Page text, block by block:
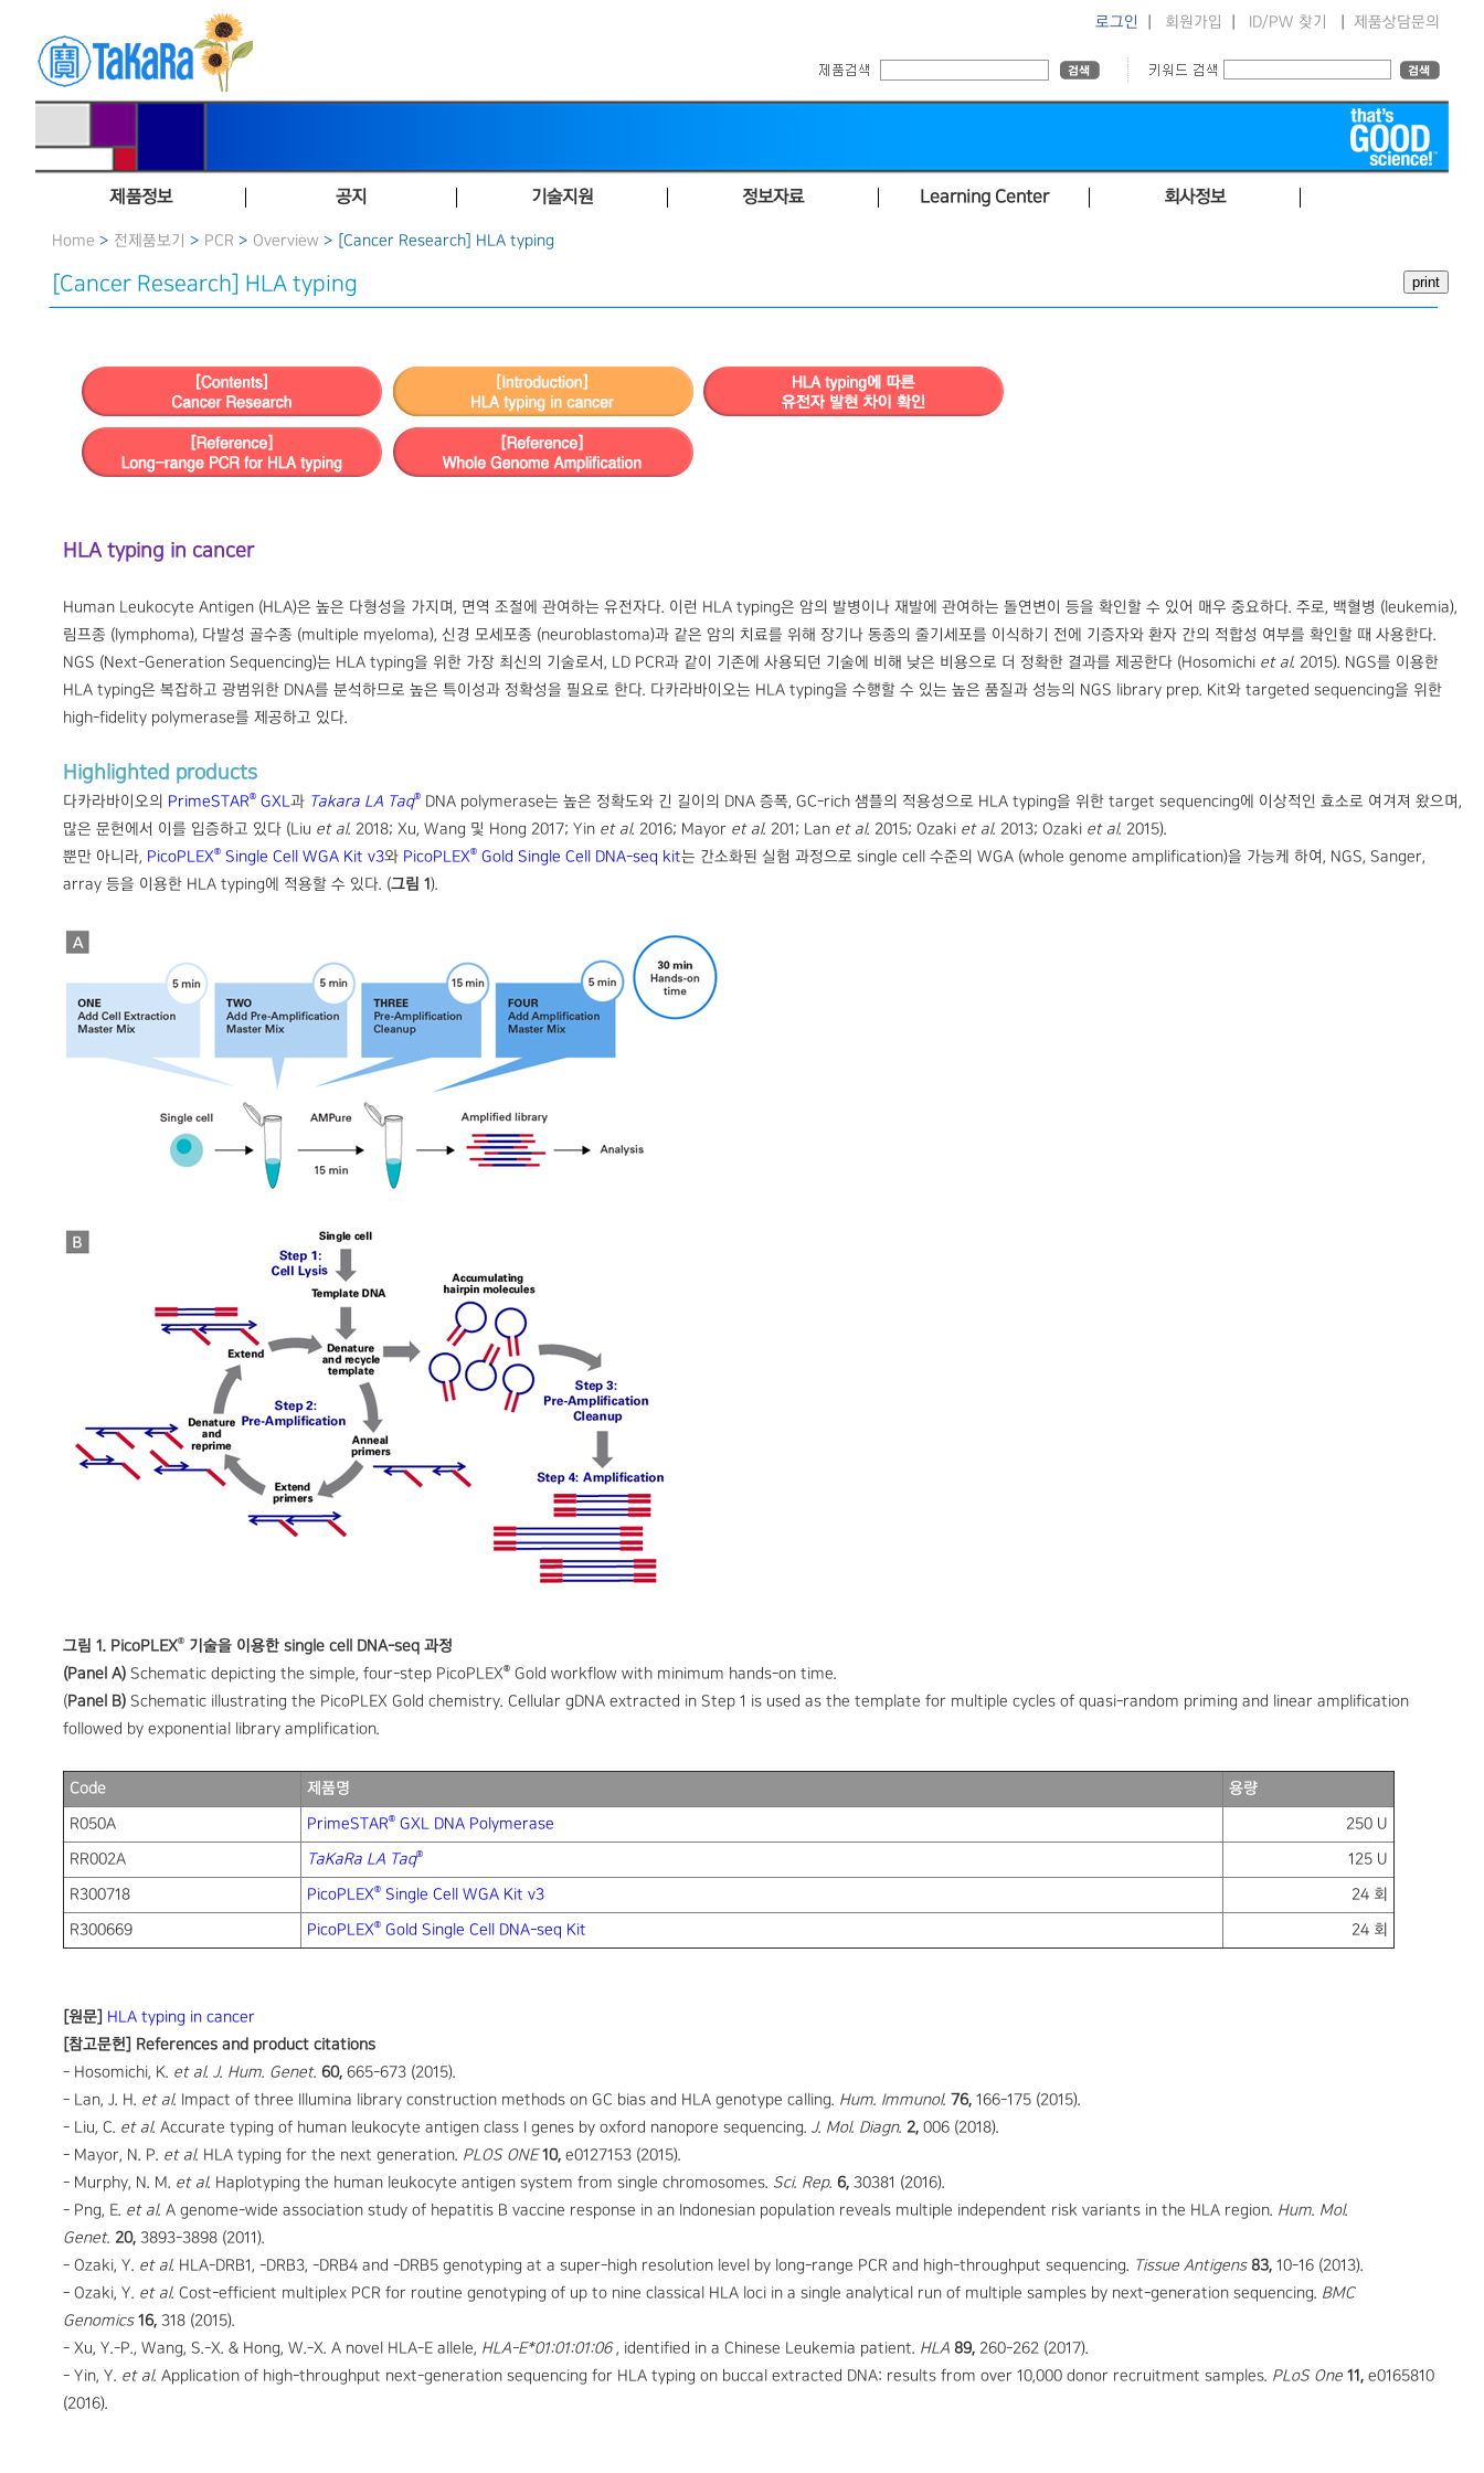
로그인 회원가입 ID/PW 찾기 제품상담문의
제품정보 공지 기술지원 정보자료 Learning Center 회사정보
Home > 전제품보기 > PCR > Overview > [Cancer Research] HLA typing
[Cancer Research] HLA typing
HLA typing in cancer
Human Leukocyte Antigen (HLA)은 높은 다형성을 가지며, 면역 조절에 관여하는 유전자다. 이런 HLA typing은 암의 발병이나 재발에 관여하는 돌연변이 등을 확인할 수 있어 매우 중요하다. 주로, 백혈병 (leukemia),
림프종 (lymphoma), 다발성 골수종 (multiple myeloma), 신경 모세포종 (neuroblastoma)과 같은 암의 치료를 위해 장기나 동종의 줄기세포를 이식하기 전에 기증자와 환자 간의 적합성 여부를 확인할 때 사용한다.
NGS (Next-Generation Sequencing)는 HLA typing을 위한 가장 최신의 기술로서, LD PCR과 같이 기존에 사용되던 기술에 비해 낮은 비용으로 더 정확한 결과를 제공한다 (Hosomichi et al. 2015). NGS를 이용한
HLA typing은 복잡하고 광범위한 DNA를 분석하므로 높은 특이성과 정확성을 필요로 한다. 다카라바이오는 HLA typing을 수행할 수 있는 높은 품질과 성능의 NGS library prep. Kit와 targeted sequencing을 위한
high-fidelity polymerase를 제공하고 있다.
Highlighted products
다카라바이오의 PrimeSTAR® GXL과 Takara LA Taq® DNA polymerase는 높은 정확도와 긴 길이의 DNA 증폭, GC-rich 샘플의 적용성으로 HLA typing을 위한 target sequencing에 이상적인 효소로 여겨져 왔으며,
많은 문헌에서 이를 입증하고 있다 (Liu et al. 2018; Xu, Wang 및 Hong 2017; Yin et al. 2016; Mayor et al. 201; Lan et al. 2015; Ozaki et al. 2013; Ozaki et al. 2015).
뿐만 아니라, PicoPLEX® Single Cell WGA Kit v3와 PicoPLEX® Gold Single Cell DNA-seq kit는 간소화된 실험 과정으로 single cell 수준의 WGA (whole genome amplification)을 가능케 하여, NGS, Sanger,
array 등을 이용한 HLA typing에 적용할 수 있다. (그림 1).
그림 1. PicoPLEX® 기술을 이용한 single cell DNA-seq 과정
(Panel A) Schematic depicting the simple, four-step PicoPLEX® Gold workflow with minimum hands-on time.
(Panel B) Schematic illustrating the PicoPLEX Gold chemistry. Cellular gDNA extracted in Step 1 is used as the template for multiple cycles of quasi-random priming and linear amplification
followed by exponential library amplification.
Code 제품명
용량
R050A
PrimeSTAR® GXL DNA Polymerase
250 U
RR002A
TaKaRa LA Taq®
125 U
R300718
PicoPLEX® Single Cell WGA Kit v3
24 회
R300669
PicoPLEX® Gold Single Cell DNA-seq Kit 24 회
[원문] HLA typing in cancer
[참고문헌] References and product citations
- Hosomichi, K. et al. J. Hum. Genet. 60, 665-673 (2015).
- Lan, J. H. et al. Impact of three Illumina library construction methods on GC bias and HLA genotype calling. Hum. Immunol. 76, 166-175 (2015).
- Liu, C. et al. Accurate typing of human leukocyte antigen class I genes by oxford nanopore sequencing. J. Mol. Diagn. 2, 006 (2018).
- Mayor, N. P. et al. HLA typing for the next generation. PLOS ONE 10, e0127153 (2015).
- Murphy, N. M. et al. Haplotyping the human leukocyte antigen system from single chromosomes. Sci. Rep. 6, 30381 (2016).
- Png, E. et al. A genome-wide association study of hepatitis B vaccine response in an Indonesian population reveals multiple independent risk variants in the HLA region. Hum. Mol.
Genet. 20, 3893-3898 (2011).
- Ozaki, Y. et al. HLA-DRB1, -DRB3, -DRB4 and -DRB5 genotyping at a super-high resolution level by long-range PCR and high-throughput sequencing. Tissue Antigens 83, 10-16 (2013).
- Ozaki, Y. et al. Cost-efficient multiplex PCR for routine genotyping of up to nine classical HLA loci in a single analytical run of multiple samples by next-generation sequencing. BMC
Genomics 16, 318 (2015).
- Xu, Y.-P., Wang, S.-X. & Hong, W.-X. A novel HLA-E allele, HLA-E*01:01:01:06, identified in a Chinese Leukemia patient. HLA 89, 260-262 (2017).
- Yin, Y. et al. Application of high-throughput next-generation sequencing for HLA typing on buccal extracted DNA: results from over 10,000 donor recruitment samples. PLoS One 11, e0165810
(2016).